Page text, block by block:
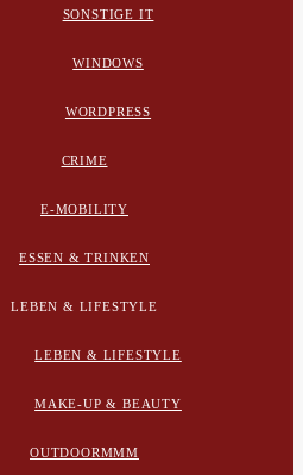
SONSTIGE IT
WINDOWS
WORDPRESS
CRIME
E-MOBILITY
ESSEN & TRINKEN
LEBEN & LIFESTYLE
LEBEN & LIFESTYLE
MAKE-UP & BEAUTY
OUTDOORMMM